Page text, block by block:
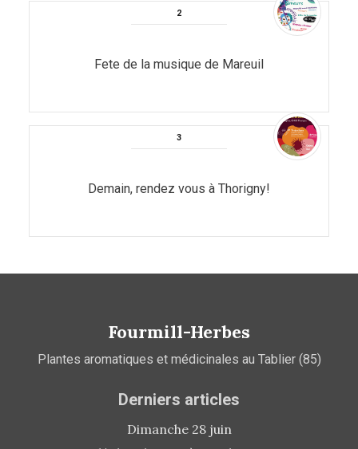
Fete de la musique de Mareuil
Demain, rendez vous à Thorigny!
Fourmill-Herbes
Plantes aromatiques et médicinales au Tablier (85)
Derniers articles
Dimanche 28 juin